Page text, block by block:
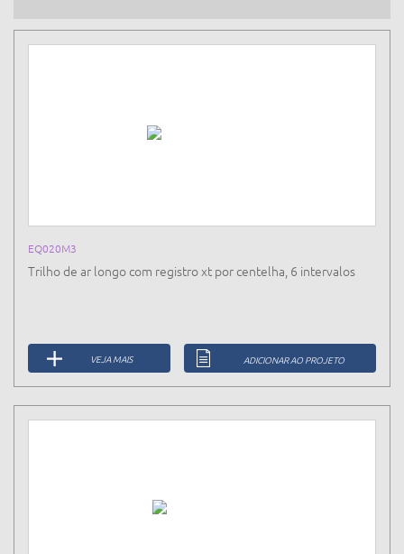
EQ020M3
Trilho de ar longo com registro xt por centelha, 6 intervalos
VEJA MAIS ADICIONAR AO PROJETO